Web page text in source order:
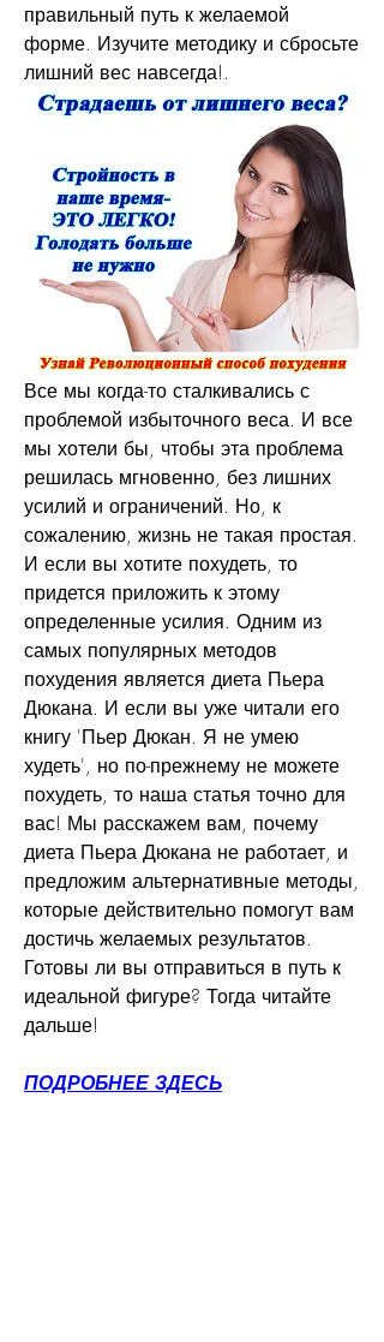
правильный путь к желаемой
форме. Изучите методику и сбросьте
лишний вес навсегда!.
Все мы когда-то сталкивались с
проблемой избыточного веса. И все
мы хотели бы, чтобы эта проблема
решилась мгновенно, без лишних
усилий и ограничений. Но, к
сожалению, жизнь не такая простая.
И если вы хотите похудеть, то
придется приложить к этому
определенные усилия. Одним из
самых популярных методов
похудения является диета Пьера
Дюкана. И если вы уже читали его
книгу 'Пьер Дюкан. Я не умею
худеть', но по-прежнему не можете
похудеть, то наша статья точно для
вас! Мы расскажем вам, почему
диета Пьера Дюкана не работает, и
предложим альтернативные методы,
которые действительно помогут вам
достичь желаемых результатов.
Готовы ли вы отправиться в путь к
идеальной фигуре? Тогда читайте
дальше!
ПОДРОБНЕЕ ЗДЕСЬ